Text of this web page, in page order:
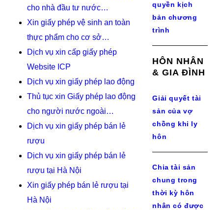
cho nhà đầu tư nước…
Xin giấy phép vệ sinh an toàn
thực phẩm cho cơ sở…
Dịch vụ xin cấp giấy phép
Website ICP
Dịch vụ xin giấy phép lao động
Thủ tục xin Giấy phép lao động
cho người nước ngoài…
Dịch vụ xin giấy phép bán lẻ
rượu
Dịch vụ xin giấy phép bán lẻ
rượu tại Hà Nội
Xin giấy phép bán lẻ rượu tại
Hà Nội
quyền kịch
bản chương
trình
HÔN NHÂN
& GIA ĐÌNH
Giải quyết tài
sản của vợ
chồng khi ly
hôn
Chia tài sản
chung trong
thời kỳ hôn
nhân có được